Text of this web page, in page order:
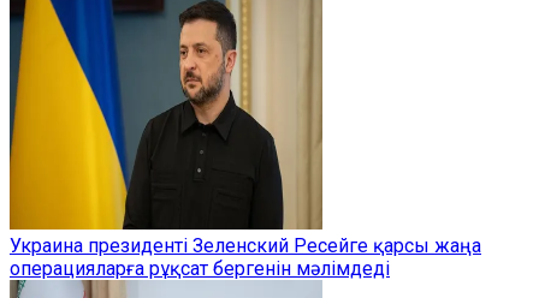
Украина президенті Зеленский Ресейге қарсы жаңа
операцияларға рұқсат бергенін мәлімдеді